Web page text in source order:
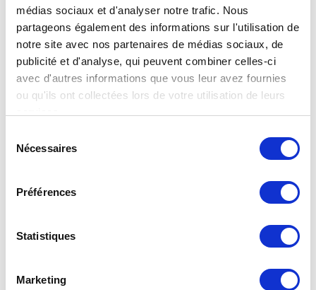
médias sociaux et d'analyser notre trafic. Nous
partageons également des informations sur l'utilisation de
notre site avec nos partenaires de médias sociaux, de
publicité et d'analyse, qui peuvent combiner celles-ci
avec d'autres informations que vous leur avez fournies
ou qu'ils ont collectées lors de votre utilisation de leurs
Nécessaires
Préférences
Statistiques
Marketing